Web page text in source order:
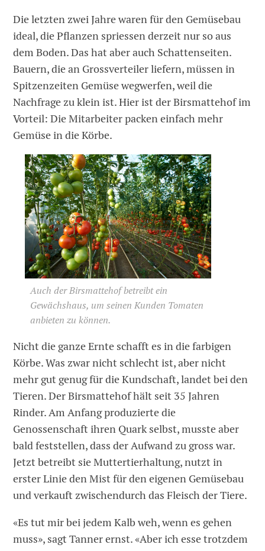
Die letzten zwei Jahre waren für den Gemüsebau
ideal, die Pflanzen spriessen derzeit nur so aus
dem Boden. Das hat aber auch Schattenseiten.
Bauern, die an Grossverteiler liefern, müssen in
Spitzenzeiten Gemüse wegwerfen, weil die
Nachfrage zu klein ist. Hier ist der Birsmattehof im
Vorteil: Die Mitarbeiter packen einfach mehr
Gemüse in die Körbe.
Auch der Birsmattehof betreibt ein
Gewächshaus, um seinen Kunden Tomaten
anbieten zu können.
Nicht die ganze Ernte schafft es in die farbigen
Körbe. Was zwar nicht schlecht ist, aber nicht
mehr gut genug für die Kundschaft, landet bei den
Tieren. Der Birsmattehof hält seit 35 Jahren
Rinder. Am Anfang produzierte die
Genossenschaft ihren Quark selbst, musste aber
bald feststellen, dass der Aufwand zu gross war.
Jetzt betreibt sie Muttertierhaltung, nutzt in
erster Linie den Mist für den eigenen Gemüsebau
und verkauft zwischendurch das Fleisch der Tiere.
«Es tut mir bei jedem Kalb weh, wenn es gehen
muss», sagt Tanner ernst. «Aber ich esse trotzdem